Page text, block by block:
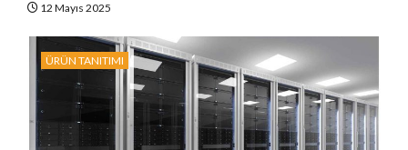
12 Mayıs 2025
ÜRÜN TANITIMI